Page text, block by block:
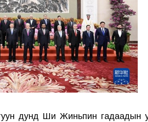
дунд Ши Жиньпин гадаадын